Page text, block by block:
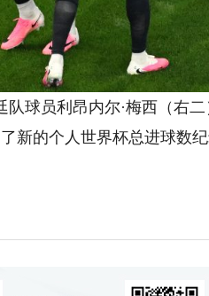
球员利昂内尔·梅西（右二
新的个人世界杯总进球数